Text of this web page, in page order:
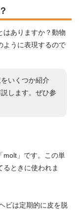
はありますか？動物
ように表現するので
いくつか紹介
します。ぜひ参
molt」です。この単
ときに使われま
ビは定期的に皮を脱